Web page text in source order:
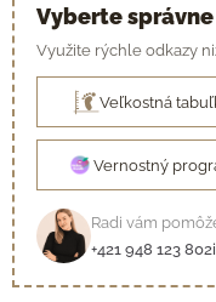
Vyberte správne
Využite rýchle odkazy
Veľkostná
Vernostný
Radi vám
+421 948 123 802